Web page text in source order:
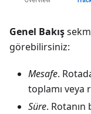
Genel Bakış
görebilirsiniz:
Mesafe.
toplamı veya
Süre. Rotanın